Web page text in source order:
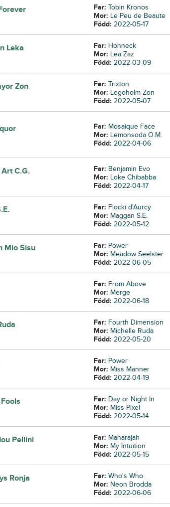
Far:Tobin Kronos
Mor: Le Peu de Beaute
Född:2022-05-17
Leka Far: Hohneck
Mor: Lea Zaz
Född:2022-03-09
Zon Far:Trixton
Mor: Legoholm Zon
Född:2022-05-07
Far: Mosaique Face
Mor: Lemonsoda O.M.
Född:2022-04-06
C.G. Far: Benjamin Evo
Mor: Loke Chibabba
Född:2022-04-17
Far: Flocki d'Aurcy
Mor: Maggan S.E.
Född:2022-05-12
Mio Sisu Far: Power
Mor: Meadow Seelster
Född:2022-06-05
Far: From Above
Mor: Merge
Född:2022-06-18
Far: Fourth Dimension
Mor: Michelle Ruda
Född:2022-05-20
Far: Power
Mor: Miss Manner
Född:2022-04-19
Far: Day or Night In
Mor: Miss Pixel
Född:2022-05-14
Pellini Far: Maharajah
Mor: My Intuition
Född:2022-05-15
Ronja Far:Who's Who
Mor: Neon Brodda
Född:2022-06-06